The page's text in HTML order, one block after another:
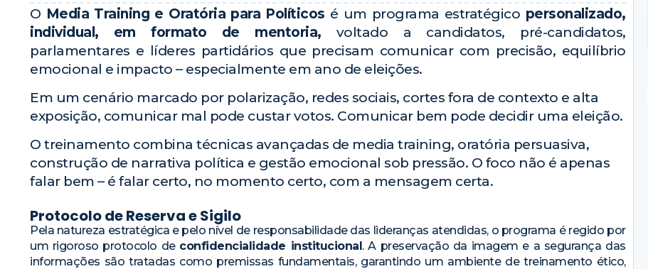
O Media Training e Oratória para Políticos é um programa estratégico personalizado,
individual, em formato de mentoria, voltado a candidatos, pré-candidatos,
parlamentares e líderes partidários que precisam comunicar com precisão, equilíbrio
emocional e impacto – especialmente em ano de eleições.
Em um cenário marcado por polarização, redes sociais, cortes fora de contexto e alta
exposição, comunicar mal pode custar votos. Comunicar bem pode decidir uma eleição.
O treinamento combina técnicas avançadas de media training, oratória persuasiva,
construção de narrativa política e gestão emocional sob pressão. O foco não é apenas
falar bem – é falar certo, no momento certo, com a mensagem certa.
Protocolo de Reserva e Sigilo
Pela natureza estratégica e pelo nível de responsabilidade das lideranças atendidas, o programa é regido por
um rigoroso protocolo de confidencialidade institucional. A preservação da imagem e a segurança das
informações são tratadas como premissas fundamentais, garantindo um ambiente de treinamento ético,